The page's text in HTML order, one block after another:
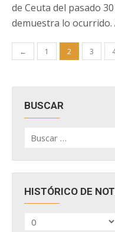
de Ceuta del pasado
demuestra lo ocurrido.
Paginación
de
← 1 2 3
BUSCAR
por:
HISTÓRICO DE
HISTÓRICO
DE